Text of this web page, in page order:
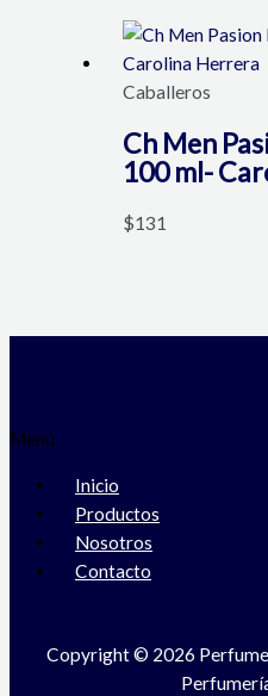
Caballeros
Ch Men
100 ml-
$131
Menú
Inicio
Productos
Nosotros
Contacto
Copyright © 2026